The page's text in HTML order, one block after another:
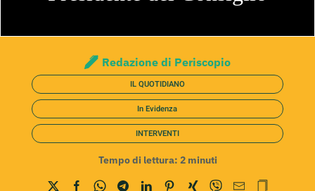
Redazione di Periscopio
IL QUOTIDIANO
In Evidenza
INTERVENTI
Tempo di lettura: 2 minuti